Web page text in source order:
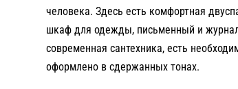
человека. Здесь есть комфортная
шкаф для одежды, письменный и
современная сантехника, есть
оформлено в сдержанных тонах.